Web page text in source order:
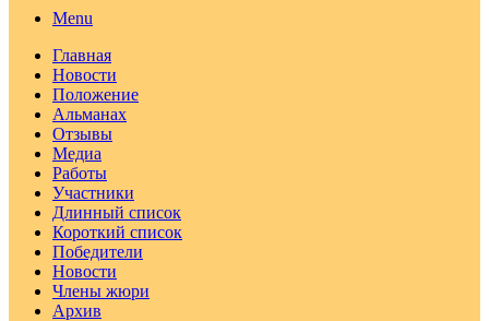
Menu
Главная
Новости
Положение
Альманах
Отзывы
Медиа
Работы
Участники
Длинный список
Короткий список
Победители
Новости
Члены жюри
Архив